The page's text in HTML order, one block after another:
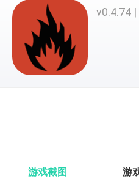
Oxide -
v0.4.74
游戏截图 游